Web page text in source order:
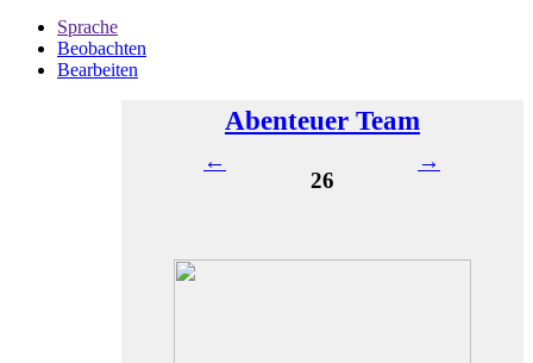
Sprache
Beobachten
Bearbeiten
Abenteuer Team
←
26
→